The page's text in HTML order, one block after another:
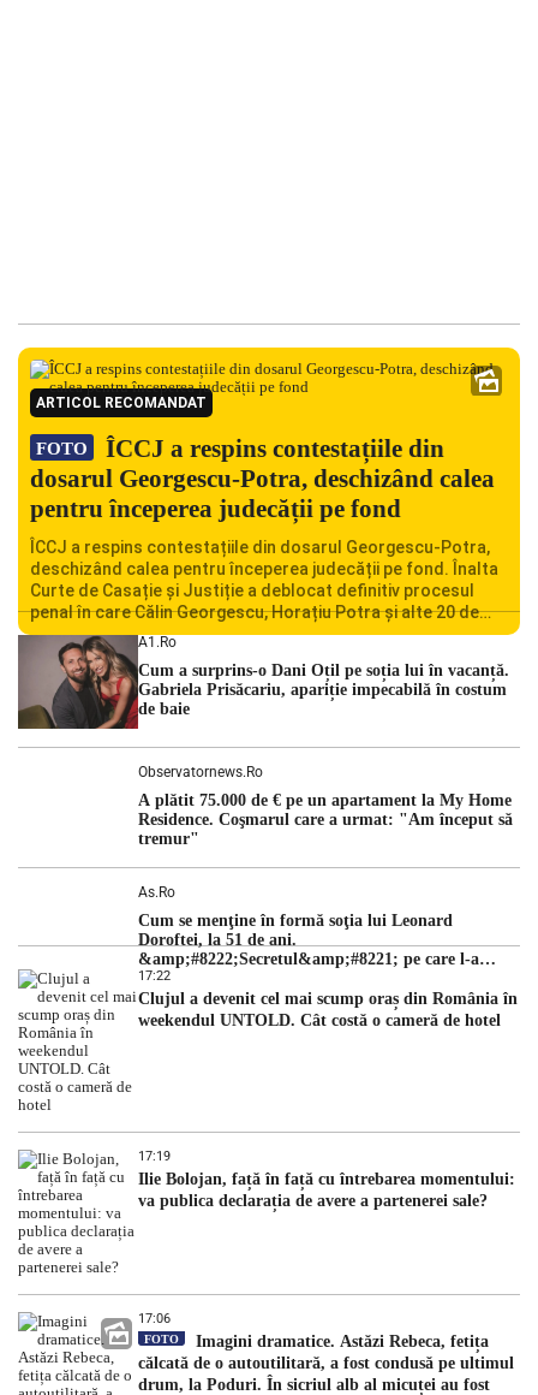
ARTICOL RECOMANDAT
FOTO
ÎCCJ a respins contestațiile din
dosarul Georgescu-Potra, deschizând calea
pentru începerea judecății pe fond
ÎCCJ a respins contestațiile din dosarul Georgescu-Potra,
deschizând calea pentru începerea judecății pe fond. Înalta
Curte de Casație și Justiție a deblocat definitiv procesul
penal în care Călin Georgescu, Horațiu Potra și alte 20 de
persoane sunt acuzați de acțiuni îndreptate împotriva
ordinii constituționale. În ședința din camera preliminară,
judecătorii de la instanța supremă au […]
A1.ro
Cum a surprins-o Dani Oțil pe soția lui în vacanță.
Gabriela Prisăcariu, apariție impecabilă în costum
de baie
Observatornews.ro
A plătit 75.000 de € pe un apartament la My Home
Residence. Coşmarul care a urmat: "Am început să
tremur"
As.ro
Cum se menţine în formă soţia lui Leonard
Doroftei, la 51 de ani.
&amp;#8222;Secretul&amp;#8221; pe care l-a
dezvăluit
17:22
Clujul a devenit cel mai scump oraș din România în
weekendul UNTOLD. Cât costă o cameră de hotel
17:19
Ilie Bolojan, față în față cu întrebarea momentului:
va publica declarația de avere a partenerei sale?
17:06
FOTO
Imagini dramatice. Astăzi Rebeca, fetița
călcată de o autoutilitară, a fost condusă pe ultimul
drum, la Poduri. În sicriul alb al micuței au fost